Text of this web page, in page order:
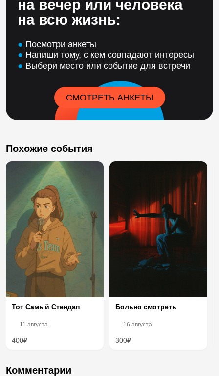
на вечер или человека
на всю жизнь:
● Посмотри анкеты
● Напиши тому, с кем совпадают интересы
● Выбери место или событие для встречи
СМОТРЕТЬ АНКЕТЫ
Похожие события
Тот Самый Стендап
11 августа
400₽
Больно смотреть
16 августа
300₽
Комментарии